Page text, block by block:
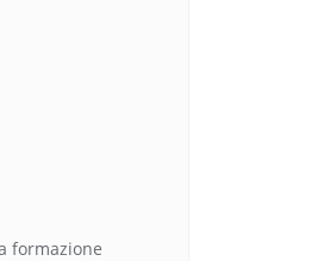
formazione